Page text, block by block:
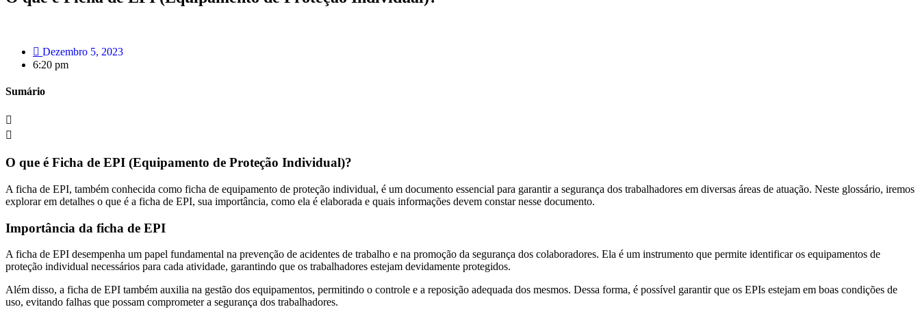
Dezembro 5, 2023
6:20 pm
Sumário
O que é Ficha de EPI (Equipamento de Proteção Individual)?
A ficha de EPI, também conhecida como ficha de equipamento de proteção individual, é um documento essencial para garantir a segurança dos trabalhadores em diversas áreas de atuação. Neste glossário, iremos
explorar em detalhes o que é a ficha de EPI, sua importância, como ela é elaborada e quais informações devem constar nesse documento.
Importância da ficha de EPI
A ficha de EPI desempenha um papel fundamental na prevenção de acidentes de trabalho e na promoção da segurança dos colaboradores. Ela é um instrumento que permite identificar os equipamentos de
proteção individual necessários para cada atividade, garantindo que os trabalhadores estejam devidamente protegidos.
Além disso, a ficha de EPI também auxilia na gestão dos equipamentos, permitindo o controle e a reposição adequada dos mesmos. Dessa forma, é possível garantir que os EPIs estejam em boas condições de
uso, evitando falhas que possam comprometer a segurança dos trabalhadores.